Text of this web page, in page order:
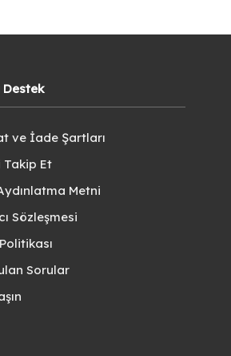
Destek
ve İade Şartları
Takip Et
Metni
Sözleşmesi
Sorular